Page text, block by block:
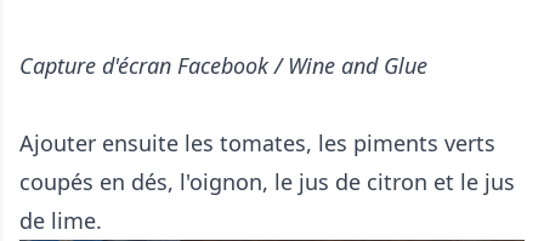
Capture d'écran Facebook / Wine and Glue
Ajouter ensuite les tomates, les piments verts
coupés en dés, l'oignon, le jus de citron et le jus
de lime.